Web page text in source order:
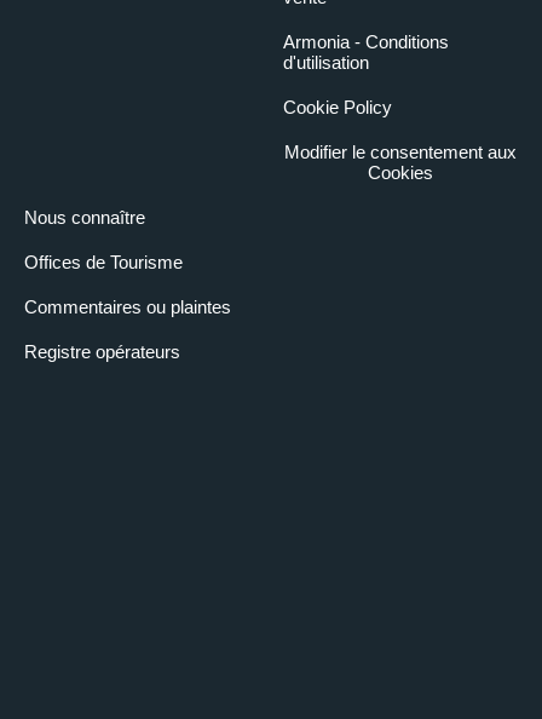
Nous connaître
Offices de Tourisme
Commentaires ou plaintes
Registre opérateurs
Armonia - Conditions
d'utilisation
Cookie Policy
Modifier le consentement aux
Cookies